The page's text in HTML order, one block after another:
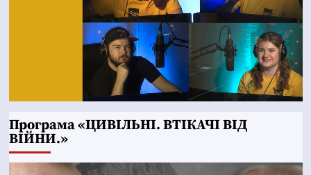
Програма «ЦИВІЛЬНІ. ВТІКАЧІ ВІД
ВІЙНИ.»